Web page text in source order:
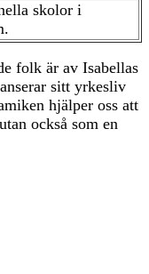
skolor i
folk är av Isabellas
sitt yrkesliv
hjälper oss att
också som en